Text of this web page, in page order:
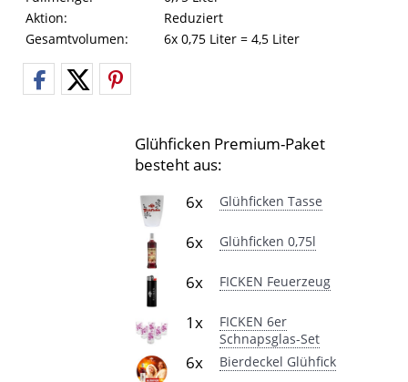
Aktion:
Reduziert
Gesamtvolumen:
6x 0,75 Liter = 4,5 Liter
Glühficken Premium-Paket
besteht aus:
6x
Glühficken Tasse
6x Glühficken 0,75l
6x FICKEN Feuerzeug
1x
FICKEN 6er
Schnapsglas-Set
6x Bierdeckel Glühfick